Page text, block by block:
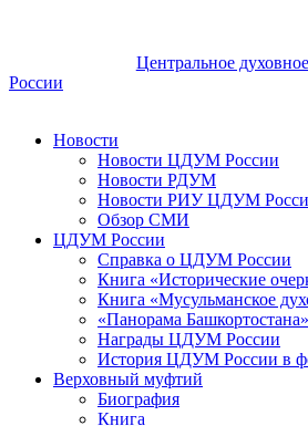
Центральное
России
Новости
Новости ЦДУМ России
Новости РДУМ
Новости РИУ ЦДУМ
Обзор СМИ
ЦДУМ России
Справка о ЦДУМ России
Книга «Исторические
Книга «Мусульманское
«Панорама
Награды ЦДУМ России
История ЦДУМ России в
Верховный муфтий
Биография
Книга